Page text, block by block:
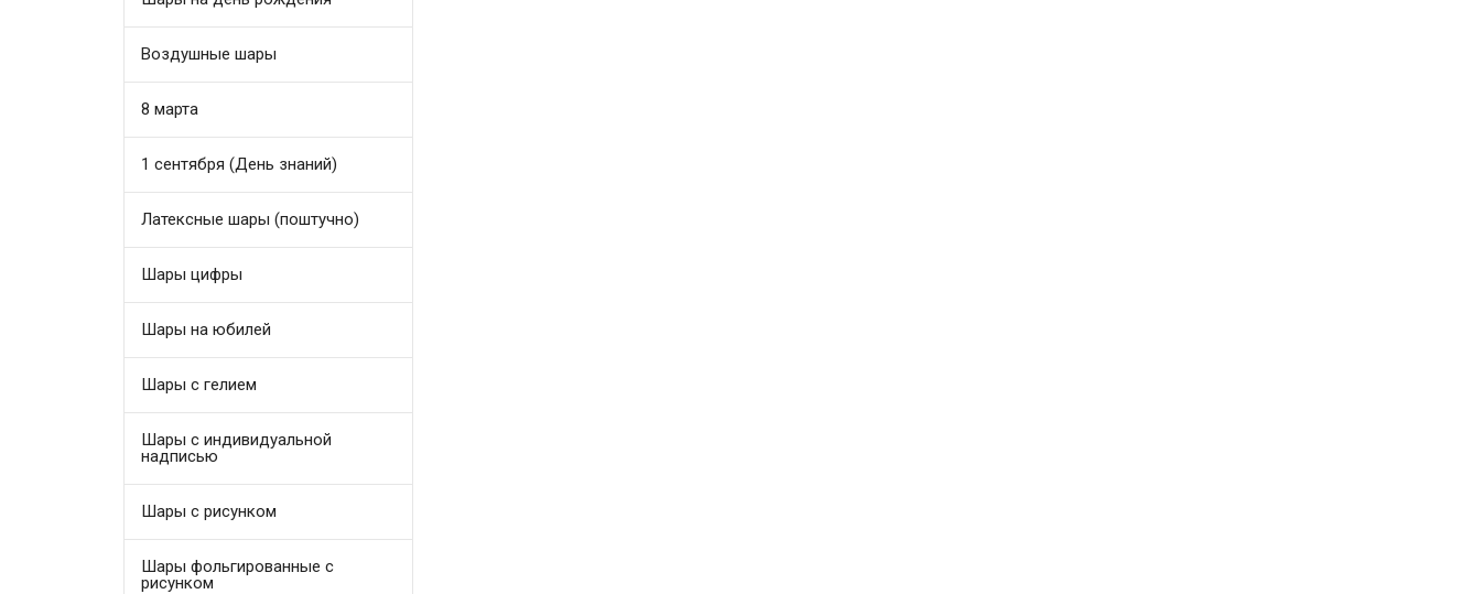
Воздушные шары
8 марта
1 сентября (День знаний)
Латексные шары (поштучно)
Шары цифры
Шары на юбилей
Шары с гелием
Шары с индивидуальной
надписью
Шары с рисунком
Шары фольгированные с
рисунком